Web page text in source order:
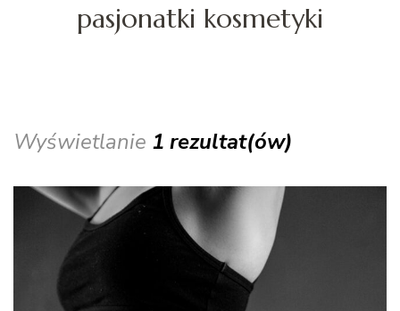
pasjonatki kosmetyki
Wyświetlanie 1 rezultat(ów)